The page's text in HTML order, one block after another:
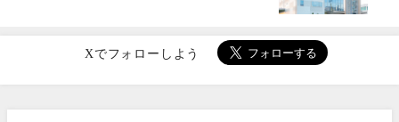
Xでフォローしよう